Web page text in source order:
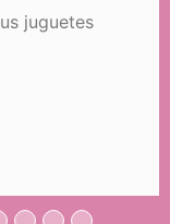
juguetes